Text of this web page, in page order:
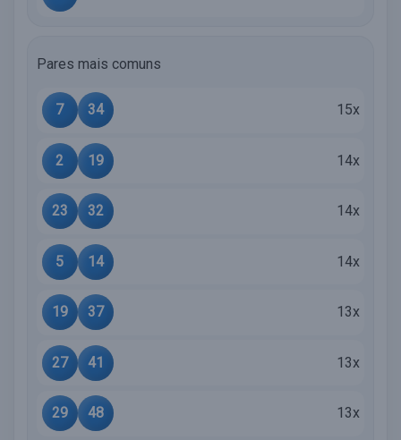
Pares mais comuns
7 34 15x
2 19 14x
23 32 14x
5 14 14x
19 37 13x
27 41 13x
29 48 13x